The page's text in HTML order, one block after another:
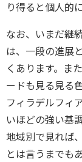
り得ると個人的
なお、いまだ継
は、一段の進展
くあります。ま
ードも見る見る
フィラデルフィ
いほどの強い基
地域別で見れば
とは言うまでも